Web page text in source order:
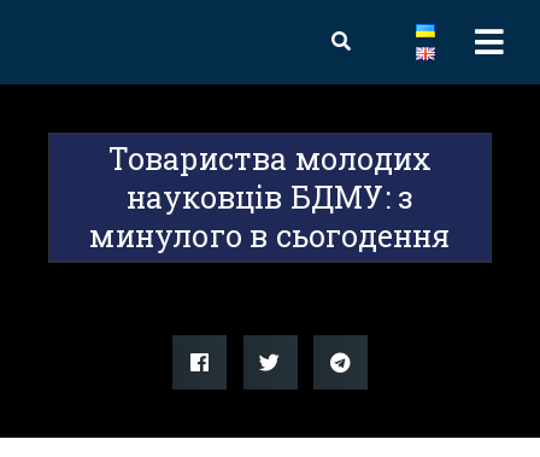
Товариства молодих
науковців БДМУ: з
минулого в сьогодення